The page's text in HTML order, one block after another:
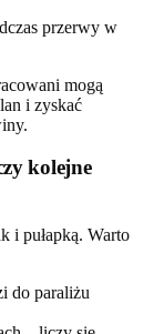
mogą
i zyskać
kolejne
i pułapką. Warto
do paraliżu